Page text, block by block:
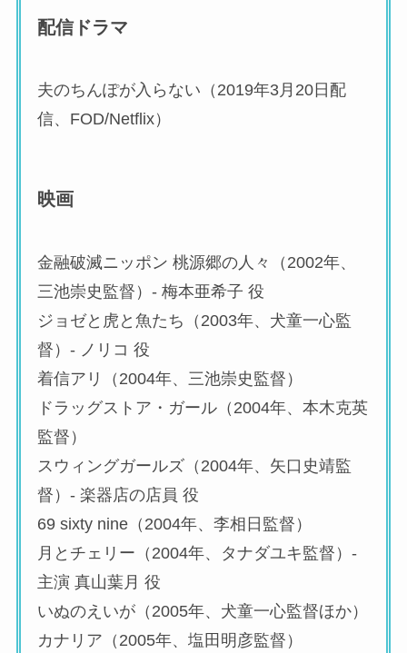
配信ドラマ
夫のちんぽが入らない（2019年3月20日配
信、FOD/Netflix）
映画
金融破滅ニッポン 桃源郷の人々（2002年、
三池崇史監督）- 梅本亜希子 役
ジョゼと虎と魚たち（2003年、犬童一心監
督）- ノリコ 役
着信アリ（2004年、三池崇史監督）
ドラッグストア・ガール（2004年、本木克英
監督）
スウィングガールズ（2004年、矢口史靖監
督）- 楽器店の店員 役
69 sixty nine（2004年、李相日監督）
月とチェリー（2004年、タナダユキ監督）-
主演 真山葉月 役
いぬのえいが（2005年、犬童一心監督ほか）
カナリア（2005年、塩田明彦監督）